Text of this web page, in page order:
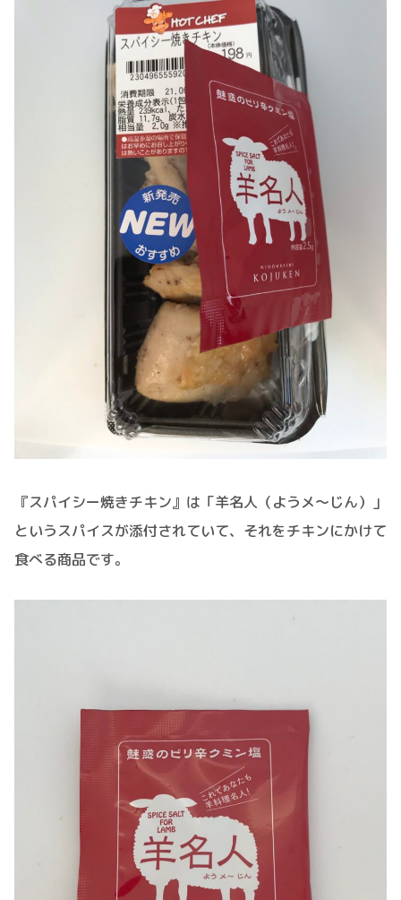
『スパイシー焼きチキン』は「羊名人（ようメ〜じん）」
というスパイスが添付されていて、それをチキンにかけて
食べる商品です。